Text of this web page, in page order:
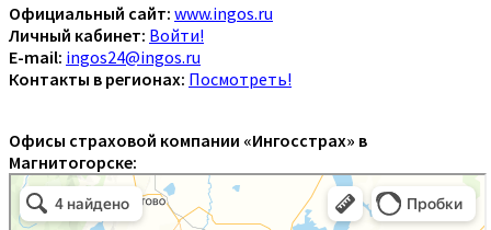
Официальный сайт: www.ingos.ru
Личный кабинет: Войти!
E-mail: ingos24@ingos.ru
Контакты в регионах: Посмотреть!
Офисы страховой компании «Ингосстрах» в
Магнитогорске: